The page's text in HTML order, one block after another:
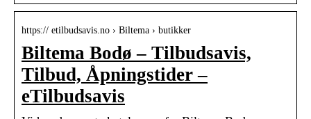
https:// etilbudsavis.no › Biltema › butikker
Biltema Bodø – Tilbudsavis,
Tilbud, Åpningstider –
eTilbudsavis